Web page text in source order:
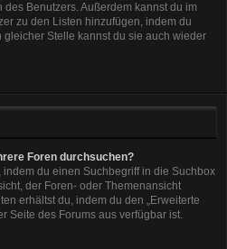
Benutzers. Außerdem kannst du im
zu den Listen hinzufügen, indem du
Stelle kannst du sie auch wieder
Foren durchsuchen?
du einen Suchbegriff in die Suchbox
der Foren- oder Themenansicht
erhältst du, indem du den „Erweiterte
Seite des Forums aus verfügbar ist.